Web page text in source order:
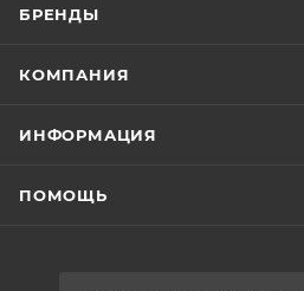
БРЕНДЫ
КОМПАНИЯ
ИНФОРМАЦИЯ
ПОМОЩЬ